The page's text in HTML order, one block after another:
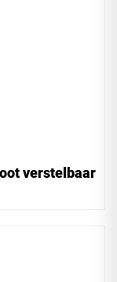
verstelbaar